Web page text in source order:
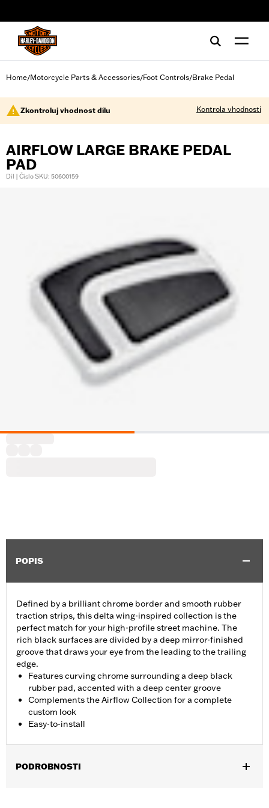
Home/Motorcycle Parts & Accessories/Foot Controls/Brake Pedal
Zkontroluj vhodnost dílu Kontrola vhodnosti
AIRFLOW LARGE BRAKE PEDAL
PAD
Díl | Číslo SKU: 50600159
POPIS
Defined by a brilliant chrome border and smooth rubber
traction strips, this delta wing-inspired collection is the
perfect match for your high-profile street machine. The
rich black surfaces are divided by a deep mirror-finished
groove that draws your eye from the leading to the trailing
edge.
Features curving chrome surrounding a deep black
rubber pad, accented with a deep center groove
Complements the Airflow Collection for a complete
custom look
Easy-to-install
PODROBNOSTI